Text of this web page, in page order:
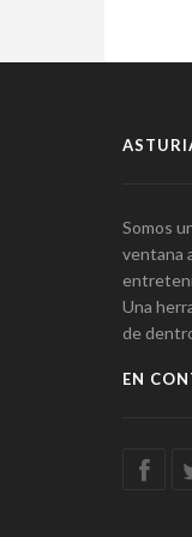
Somos
ventana
Una
de
EN